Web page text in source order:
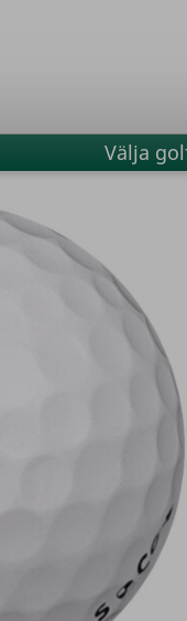
Välja